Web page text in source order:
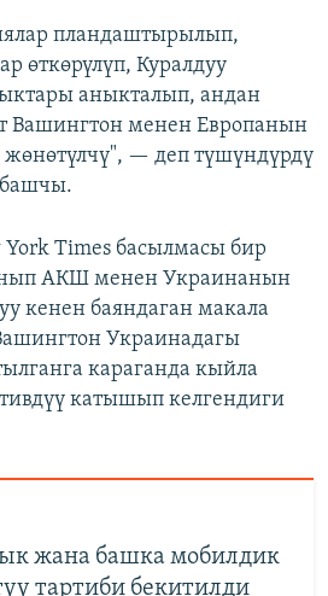
пландаштырылып,
өткөрүлүп, Куралдуу
аныкталып, андан
Вашингтон менен Европанын
— деп түшүндүрдү
Times басылмасы бир
АКШ менен Украинанын
кенен баяндаган макала
Украинадагы
караганда кыйла
катышып келгендиги
жана башка мобилдик
тартиби бекитилди